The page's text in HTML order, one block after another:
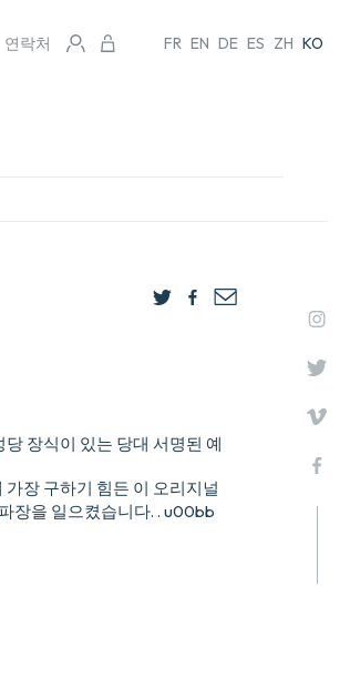
연락처 FR EN DE ES ZH KO
장식이 있는 당대 서명된 예
가장 구하기 힘든 이 오리지널
장을 일으켰습니다. . u00bb